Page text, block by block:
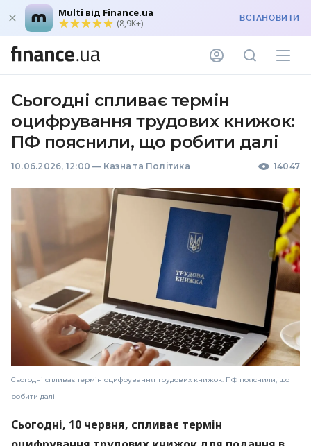
Multi від Finance.ua
(8,9K+) ВСТАНОВИТИ
Сьогодні спливає термін
оцифрування трудових книжок:
ПФ пояснили, що робити далі
10.06.2026, 12:00 — Казна та Політика 14047
Сьогодні спливає термін оцифрування трудових книжок: ПФ пояснили, що
робити далі
Сьогодні, 10 червня, спливає термін